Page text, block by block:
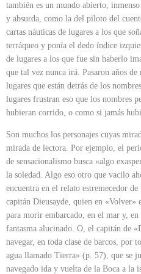
también es un mundo abierto,
y absurda, como la del piloto del
cartas náuticas de lugares a los que
terráqueo y ponía el dedo índice
de lugares a los que fue sin haberlo
que tal vez nunca irá. Pasaron años
lugares que están detrás de los
lugares frustran eso que los nombres
hubieran corrido, o como si jamás
Son muchos los personajes cuyas
mirada de lectora. Por ejemplo, el
de sensacionalismo busca «algo
la soledad. Algo eso otro que vacilo
encuentra en el relato estremecedor
capitán Dieusayde, quien en «Volver»
para morir embarcado, en el mar y,
fantasma alucinado. O, el capitán de
navegar, en toda clase de barcos, por
agua llamado Tierra» (p. 57), que se
navegado ida y vuelta de la Boca a la